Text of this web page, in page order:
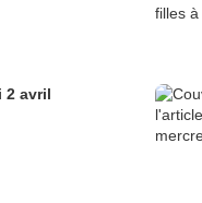
2 avril